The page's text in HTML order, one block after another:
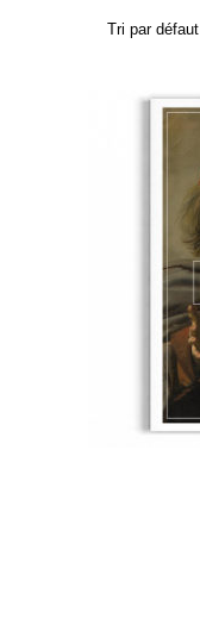
Tri par défaut